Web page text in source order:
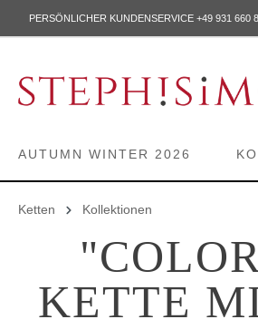
PERSÖNLICHER KUNDENSERVICE +49 931 660
AUTUMN WINTER 2026
Ketten Kollektionen
KETTE